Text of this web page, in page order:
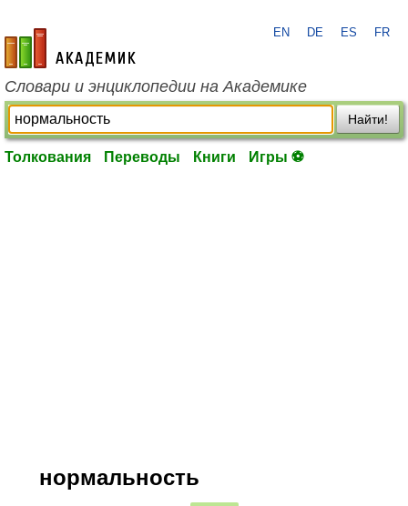
academic.ru
EN DE ES FR
Словари и энциклопедии на Академике
Найти!
Толкования Переводы Книги Игры ⚽
нормальность